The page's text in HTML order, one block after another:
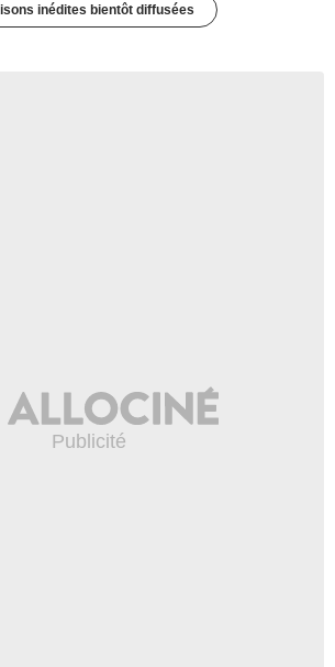
inédites bientôt diffusées